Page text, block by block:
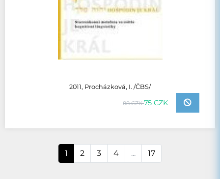
2011, Procházková, I. /ČBS/
88 CZK75 CZK
1 2 3 4 ... 17